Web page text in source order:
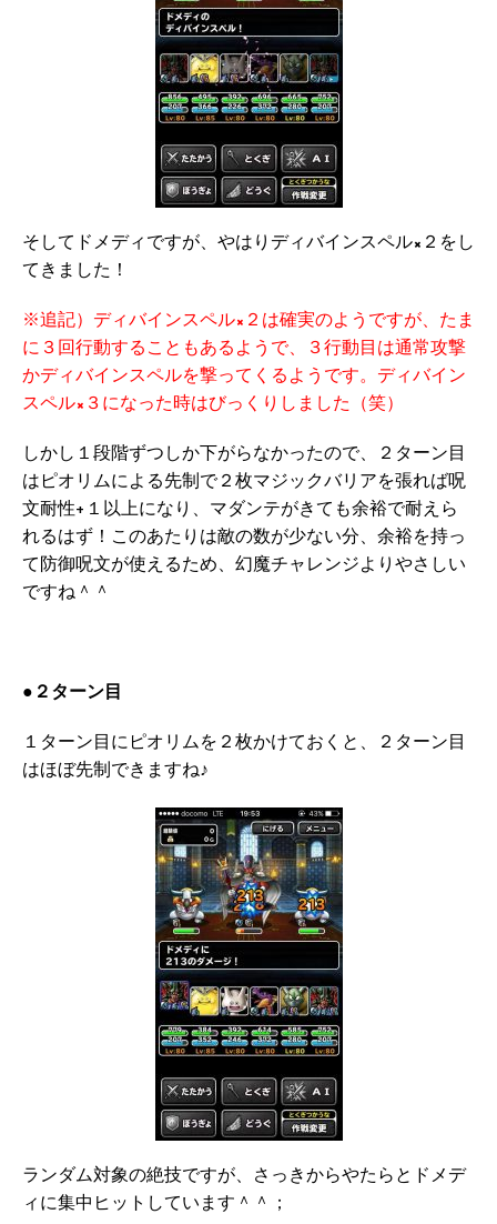
そしてドメディですが、やはりディバインスペル×２をし
てきました！
※追記）ディバインスペル×２は確実のようですが、たま
に３回行動することもあるようで、３行動目は通常攻撃
かディバインスペルを撃ってくるようです。ディバイン
スペル×３になった時はびっくりしました（笑）
しかし１段階ずつしか下がらなかったので、２ターン目
はピオリムによる先制で２枚マジックバリアを張れば呪
文耐性+１以上になり、マダンテがきても余裕で耐えら
れるはず！このあたりは敵の数が少ない分、余裕を持っ
て防御呪文が使えるため、幻魔チャレンジよりやさしい
ですね＾＾
●２ターン目
１ターン目にピオリムを２枚かけておくと、２ターン目
はほぼ先制できますね♪
ランダム対象の絶技ですが、さっきからやたらとドメデ
ィに集中ヒットしています＾＾；